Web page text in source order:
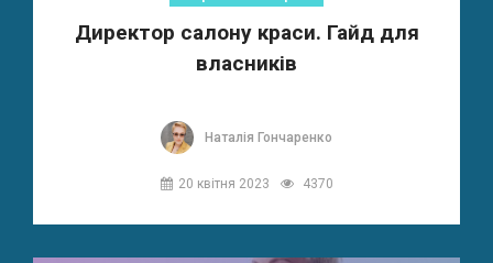
Директор салону краси. Гайд для
власників
Наталія Гончаренко
20 квітня 2023 4370